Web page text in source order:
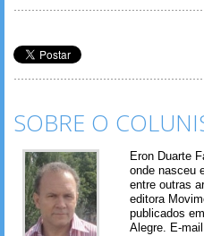
SOBRE O
Eron Duarte
onde nasceu
entre outras
editora
publicados
Alegre. E-